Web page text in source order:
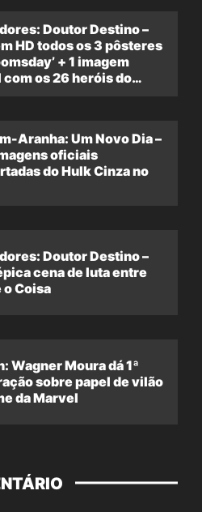
Doutor Destino –
HD todos os 3 pôsteres
+ 1 imagem
os 26 heróis do
Aranha: Um Novo Dia –
oficiais
do Hulk Cinza no
Doutor Destino –
cena de luta entre
o Coisa
Wagner Moura dá 1ª
sobre papel de vilão
da Marvel